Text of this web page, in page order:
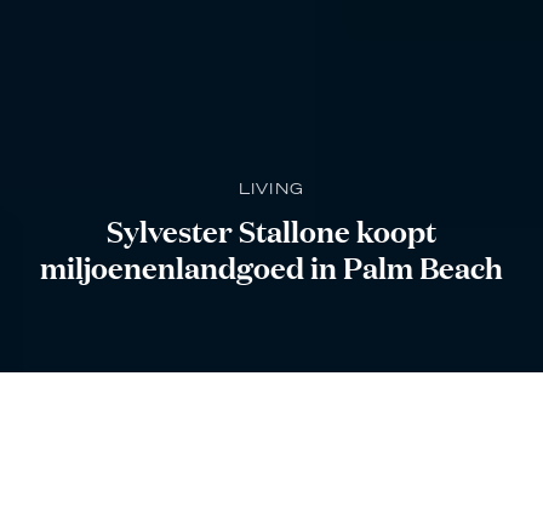
LIVING
Sylvester Stallone koopt
miljoenenlandgoed in Palm Beach